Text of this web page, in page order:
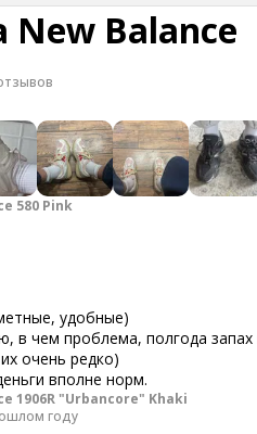
New Balance
580 Pink
удобные)
в чем проблема, полгода
очень редко)
вполне норм.
1906R "Urbancore" Khaki
году